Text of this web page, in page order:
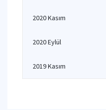
2020 Kasım
2020 Eylül
2019 Kasım